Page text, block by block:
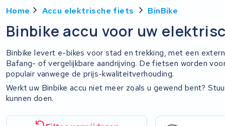
Home Accu elektrische fiets BinBike
Binbike accu voor uw
Binbike levert e-bikes voor stad en trekking, met een
Bafang- of vergelijkbare aandrijving. De fietsen worden
populair vanwege de prijs-kwaliteitverhouding.
Werkt uw Binbike accu niet meer zoals u gewend bent?
kunnen doen.